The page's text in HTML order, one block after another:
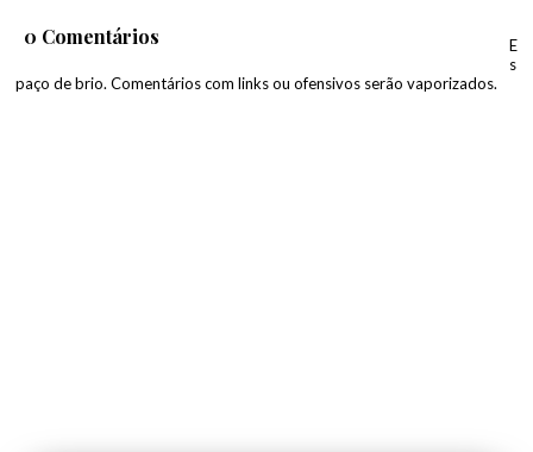
0 Comentários
E
s
paço de brio. Comentários com links ou ofensivos serão vaporizados.